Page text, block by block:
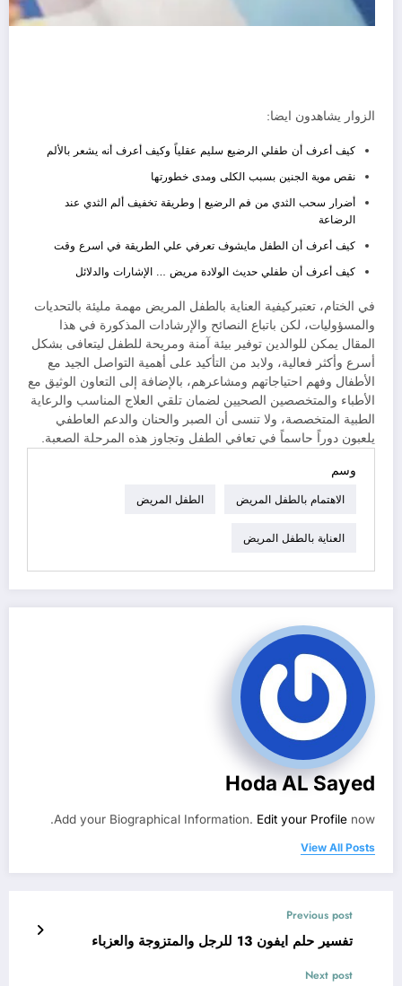
الزوار يشاهدون ايضا:
كيف أعرف أن طفلي الرضيع سليم عقلياً وكيف أعرف أنه يشعر بالألم
نقص موية الجنين بسبب الكلى ومدى خطورتها
أضرار سحب الثدي من فم الرضيع | وطريقة تخفيف ألم الثدي عند
الرضاعة
كيف أعرف أن الطفل مايشوف تعرفي علي الطريقة في اسرع وقت
كيف أعرف أن طفلي حديث الولادة مريض … الإشارات والدلائل
في الختام، تعتبركيفية العناية بالطفل المريض مهمة مليئة بالتحديات
والمسؤوليات، لكن باتباع النصائح والإرشادات المذكورة في هذا
المقال يمكن للوالدين توفير بيئة آمنة ومريحة للطفل ليتعافى بشكل
أسرع وأكثر فعالية، ولابد من التأكيد على أهمية التواصل الجيد مع
الأطفال وفهم احتياجاتهم ومشاعرهم، بالإضافة إلى التعاون الوثيق مع
الأطباء والمتخصصين الصحيين لضمان تلقي العلاج المناسب والرعاية
الطبية المتخصصة، ولا تنسى أن الصبر والحنان والدعم العاطفي
يلعبون دوراً حاسماً في تعافي الطفل وتجاوز هذه المرحلة الصعبة.
وسم
الاهتمام بالطفل المريض الطفل المريض
العناية بالطفل المريض
Hoda AL Sayed
Add your Biographical Information. Edit your Profile now.
View All Posts
Previous post
تفسير حلم ايفون 13 للرجل والمتزوجة والعزباء
Next post